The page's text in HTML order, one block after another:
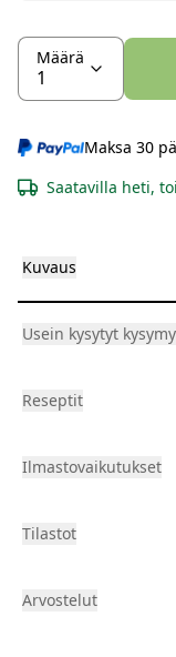
Määrä
Maksa 30
Saatavilla heti,
Kuvaus
Usein kysytyt
Reseptit
Ilmastovaikutukset
Tilastot
Arvostelut